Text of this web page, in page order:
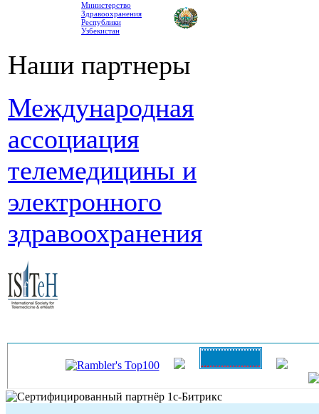
Министерство
Здравоохранения
Республики
Узбекистан
Наши партнеры
Международная
ассоциация
телемедицины и
электронного
здравоохранения